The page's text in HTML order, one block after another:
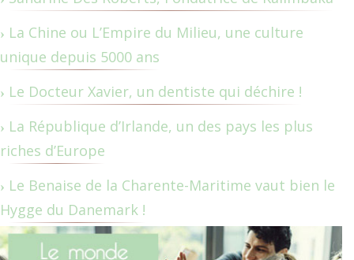
La Chine ou L’Empire du Milieu, une culture
unique depuis 5000 ans
Le Docteur Xavier, un dentiste qui déchire !
La République d’Irlande, un des pays les plus
riches d’Europe
Le Benaise de la Charente-Maritime vaut bien le
Hygge du Danemark !